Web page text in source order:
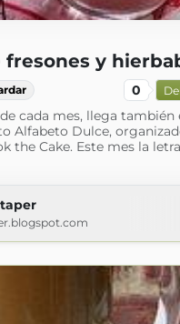
y
0
cada mes, llega también
Alfabeto Dulce,
the Cake. Este mes la